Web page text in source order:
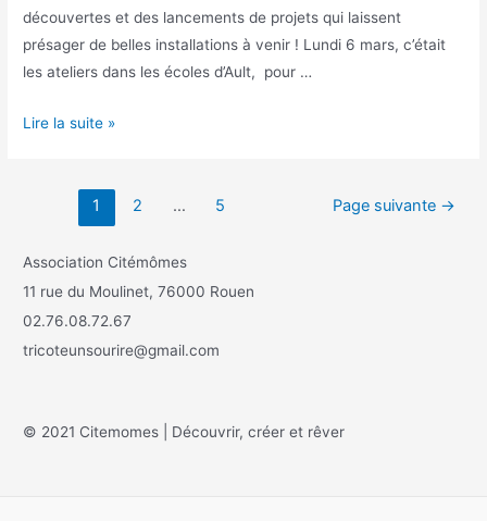
découvertes et des lancements de projets qui laissent
présager de belles installations à venir ! Lundi 6 mars, c’était
les ateliers dans les écoles d’Ault, pour …
Lire la suite »
1 2 … 5 Page suivante →
Association Citémômes
11 rue du Moulinet, 76000 Rouen
02.76.08.72.67
tricoteunsourire@gmail.com
© 2021 Citemomes | Découvrir, créer et rêver